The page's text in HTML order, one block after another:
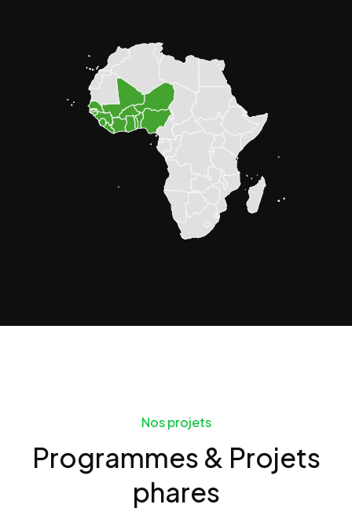
Nos projets
Programmes & Projets
phares